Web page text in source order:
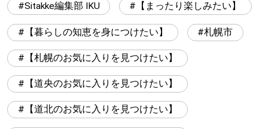
Sitakke編集部 IKU 【まったり楽しみたい】
【暮らしの知恵を身につけたい】 札幌市
【札幌のお気に入りを見つけたい】
【道央のお気に入りを見つけたい】
【道北のお気に入りを見つけたい】